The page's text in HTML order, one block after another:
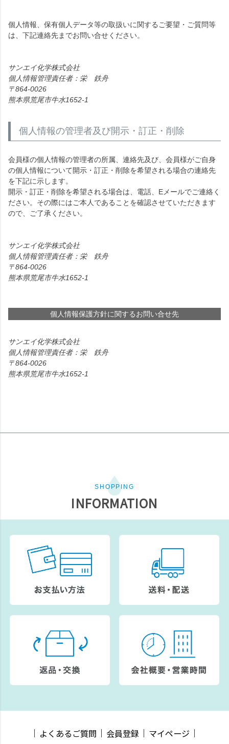
個人情報、保有個人データ等の取扱いに関するご要望・ご質問等
は、下記連絡先までお問い合せください。
サンエイ化学株式会社
個人情報管理責任者：栄 鉄舟
864-0026
熊本県荒尾市牛水1652-1
個人情報の管理者及び開示・訂正・削除
会員様の個人情報の管理者の所属、連絡先及び、会員様がご自身
の個人情報について開示・訂正・削除を希望される場合の連絡先
を下記に示します。
開示・訂正・削除を希望される場合は、電話、Eメールでご連絡く
ださい。その際にはご本人であることを確認させていただきます
ので、ご了承ください。
サンエイ化学株式会社
個人情報管理責任者：栄 鉄舟
864-0026
熊本県荒尾市牛水1652-1
個人情報保護方針に関するお問い合せ先
サンエイ化学株式会社
個人情報管理責任者：栄 鉄舟
864-0026
熊本県荒尾市牛水1652-1